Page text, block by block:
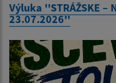
Výluka ''STRÁŽSKE –
23.07.2026''